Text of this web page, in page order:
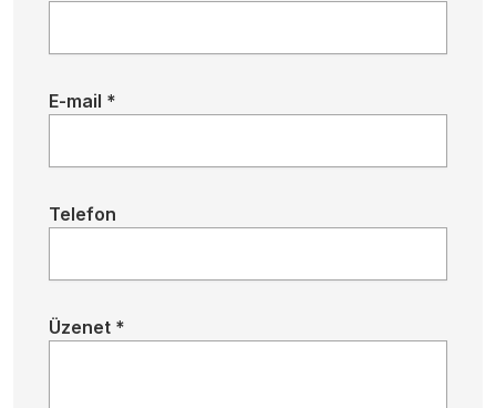
E-mail *
Telefon
Üzenet *